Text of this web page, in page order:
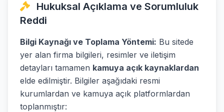
Hukuksal Açıklama ve Sorumluluk
Reddi
Bilgi Kaynağı ve Toplama Yöntemi: Bu sitede
yer alan firma bilgileri, resimler ve iletişim
detayları tamamen kamuya açık kaynaklardan
elde edilmiştir. Bilgiler aşağıdaki resmi
kurumlardan ve kamuya açık platformlardan
toplanmıştır: